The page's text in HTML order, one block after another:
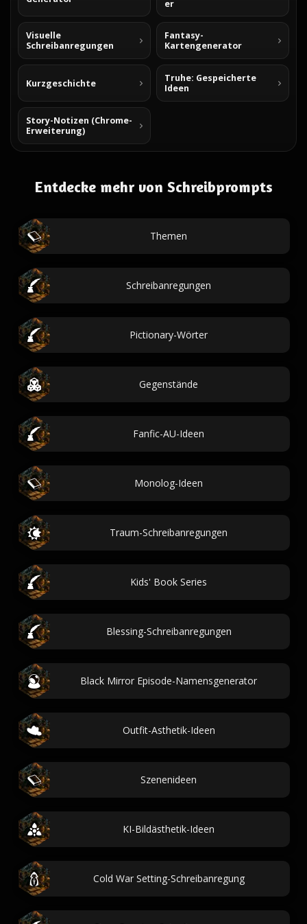
er
Visuelle
Schreibanregungen
Fantasy-
Kartengenerator
Kurzgeschichte
Truhe: Gespeicherte
Ideen
Story-Notizen (Chrome-
Erweiterung)
Entdecke mehr von Schreibprompts
Themen
Schreibanregungen
Pictionary-Wörter
Gegenstände
Fanfic-AU-Ideen
Monolog-Ideen
Traum-Schreibanregungen
Kids' Book Series
Blessing-Schreibanregungen
Black Mirror Episode-Namensgenerator
Outfit-Asthetik-Ideen
Szenenideen
KI-Bildästhetik-Ideen
Cold War Setting-Schreibanregung